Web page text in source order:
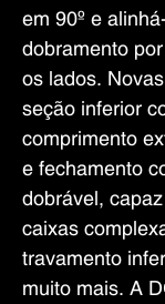
em 90º e
dobramento
os lados.
seção inferior
comprimento
e fechamento
dobrável,
caixas
travamento
muito mais. A